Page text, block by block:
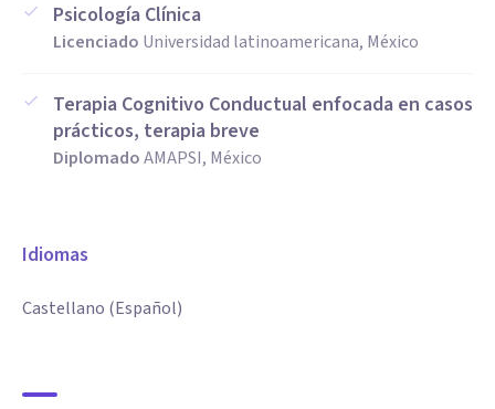
Psicología Clínica
Licenciado Universidad latinoamericana, México
Terapia Cognitivo Conductual enfocada en casos
prácticos, terapia breve
DiplomadoAMAPSI, México
Idiomas
Castellano (Español)